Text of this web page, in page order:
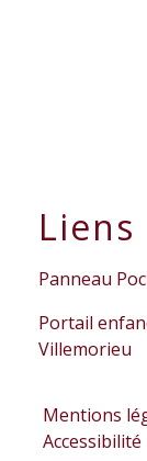
Liens
Panneau
Portail
Villemorieu
Mentions
Accessibilité